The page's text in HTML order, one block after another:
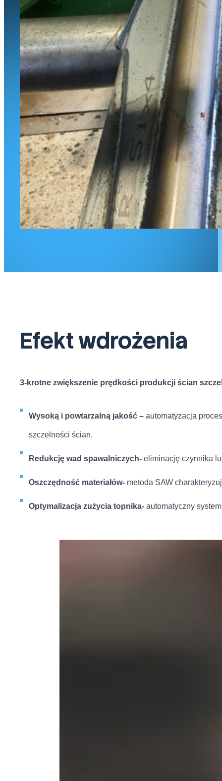
Efekt wdrożenia
3-krotne zwiększenie prędkości produkcji ścian
Wysoką i powtarzalną jakość – automatyzacja
szczelności ścian.
Redukcję wad spawalniczych- eliminację czynnika
Oszczędność materiałów- metoda SAW
Optymalizacja zużycia topnika- automatyczny